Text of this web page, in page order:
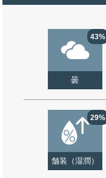
43%
曇
29%
舗装（湿潤）